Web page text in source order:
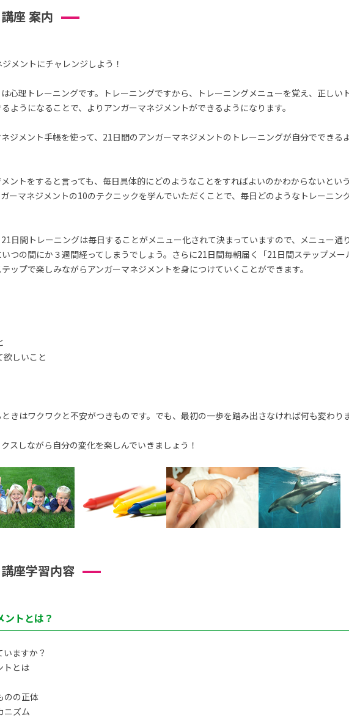
座 案内
メントにチャレンジしよう！
心理トレーニングです。トレーニングですから、トレーニングメニューを覚え、正しい
ようになることで、よりアンガーマネジメントができるようになります。
ジメント手帳を使って、21日間のアンガーマネジメントのトレーニングが自分でできる
ントをすると言っても、毎日具体的にどのようなことをすればよいのかわからないとい
ーマネジメントの10のテクニックを学んでいただくことで、毎日どのようなトレーニン
日間トレーニングは毎日することがメニュー化されて決まっていますので、メニュー通
つの間にか３週間経ってしまうでしょう。さらに21日間毎朝届く「21日間ステップメー
ップで楽しみながらアンガーマネジメントを身につけていくことができます。
欲しいこと
きはワクワクと不安がつきものです。でも、最初の一歩を踏み出さなければ何も変わり
スしながら自分の変化を楽しんでいきましょう！
座学習内容
ントとは？
ますか？
トとは
のの正体
ニズム